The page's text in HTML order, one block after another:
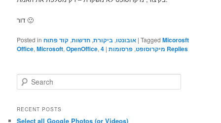
דור 🙂
Posted in אובונטו, ביקורת, חדשות, קוד פתוח |Tagged Micorosft
Office,Microsoft,OpenOffice, מיקרוסופט, פרסומות |
4 Replies
e
rRECENT POSTS
Select all Google Photos (or Videos)